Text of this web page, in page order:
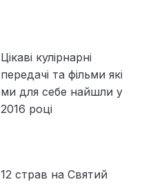
Цікаві кулірнарні
передачі та фільми які
ми для себе найшли у
2016 році
12 страв на Святий